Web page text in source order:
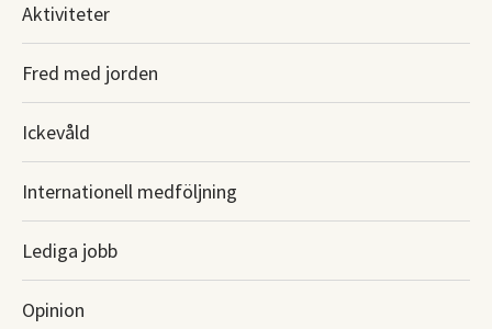
Aktiviteter
Fred med jorden
Ickevåld
Internationell medföljning
Lediga jobb
Opinion